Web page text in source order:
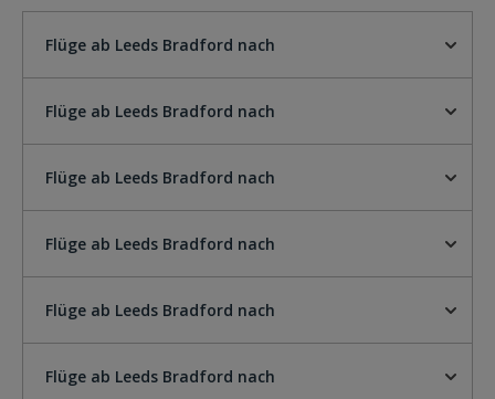
Flüge ab Leeds Bradford nach
Flüge ab Leeds Bradford nach
Flüge ab Leeds Bradford nach
Flüge ab Leeds Bradford nach
Flüge ab Leeds Bradford nach
Flüge ab Leeds Bradford nach